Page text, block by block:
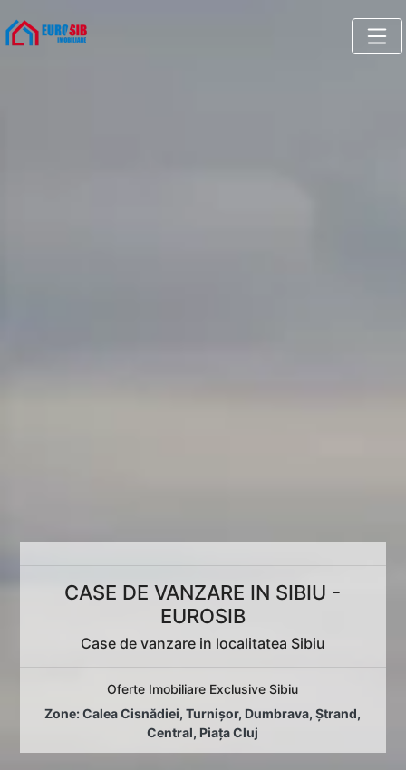
CASE DE VANZARE IN SIBIU -
EUROSIB
Case de vanzare in localitatea Sibiu
Oferte Imobiliare Exclusive Sibiu
Zone:Calea Cisnădiei,Turnișor, Dumbrava,Ștrand,
Central, Piața Cluj